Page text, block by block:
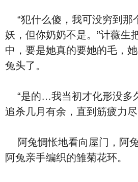
“犯什么傻，我可没穷到那
妖，但你奶奶不是。”计薇生
中，要是她真的要她的毛，
兔头了。
“是的…我当初才化形没多
追杀几月有余，直到筋疲力
阿兔惆怅地看向屋门，阿
阿兔亲手编织的雏菊花环。